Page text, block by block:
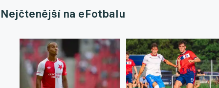
Nejčtenější na eFotbalu